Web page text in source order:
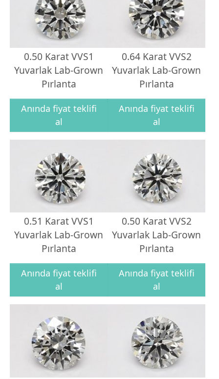
0.50 Karat VVS1
Yuvarlak Lab-Grown
Pırlanta
Anında fiyat teklifi
al
0.64 Karat VVS2
Yuvarlak Lab-Grown
Pırlanta
Anında fiyat teklifi
al
0.51 Karat VVS1
Yuvarlak Lab-Grown
Pırlanta
Anında fiyat teklifi
al
0.50 Karat VVS2
Yuvarlak Lab-Grown
Pırlanta
Anında fiyat teklifi
al